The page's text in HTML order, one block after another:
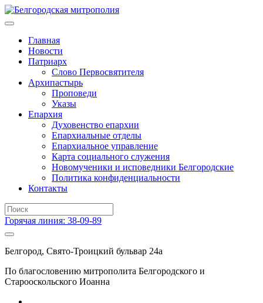
Главная
Новости
Патриарх
Слово Первосвятителя
Архипастырь
Проповеди
Указы
Епархия
Духовенство епархии
Епархиальные отделы
Епархиальное управление
Карта социального служения
Новомученики и исповедники Белгородские
Политика конфиденциальности
Контакты
Горячая линия: 38-09-89
Белгород, Свято-Троицкий бульвар 24а
По благословению митрополита Белгородского и
Старооскольского Иоанна